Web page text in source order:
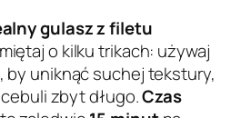
gulasz z filetu
o kilku trikach: używaj
by uniknąć suchej tekstury,
zbyt długo.Czas